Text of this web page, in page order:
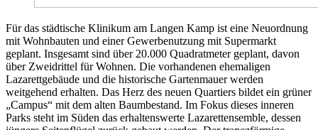
Für das städtische Klinikum am Langen Kamp ist eine Neuordnung
mit Wohnbauten und einer Gewerbenutzung mit Supermarkt
geplant. Insgesamt sind über 20.000 Quadratmeter geplant, davon
über Zweidrittel für Wohnen. Die vorhandenen ehemaligen
Lazarettgebäude und die historische Gartenmauer werden
weitgehend erhalten. Das Herz des neuen Quartiers bildet ein grüner
„Campus“ mit dem alten Baumbestand. Im Fokus dieses inneren
Parks steht im Süden das erhaltenswerte Lazarettensemble, dessen